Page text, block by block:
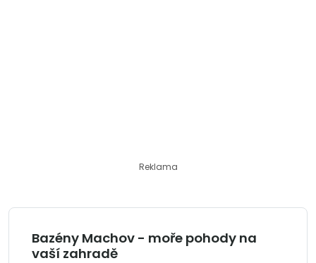
Reklama
Bazény Machov - moře pohody na
vaší zahradě